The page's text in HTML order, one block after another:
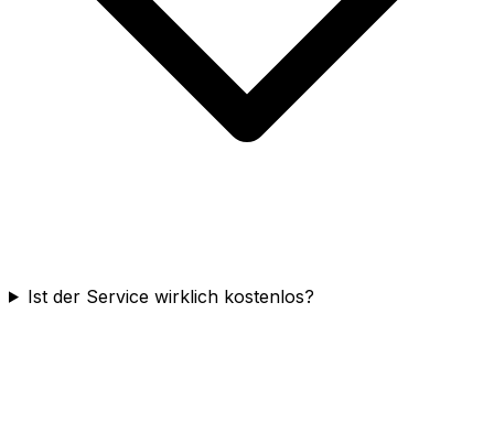
Ist der Service wirklich kostenlos?